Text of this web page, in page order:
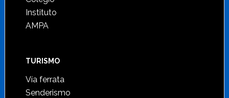
Instituto
AMPA
TURISMO
Vía ferrata
Senderismo